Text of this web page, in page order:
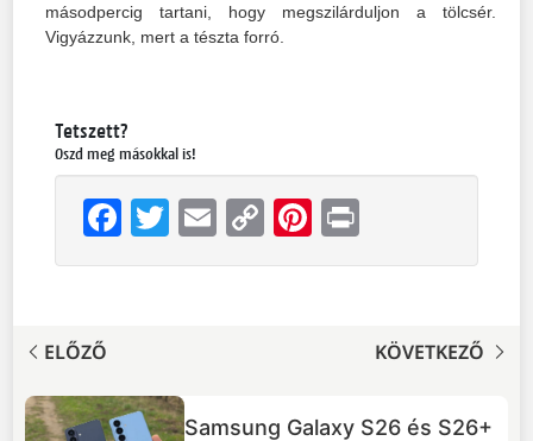
másodpercig tartani, hogy megszilárduljon a tölcsér.
Vigyázzunk, mert a tészta forró.
Tetszett?
Oszd meg másokkal is!
Facebook
Twitter
EmailCopy
Link
Pinterest
ELŐZŐ KÖVETKEZŐ
Samsung Galaxy S26 és S26+